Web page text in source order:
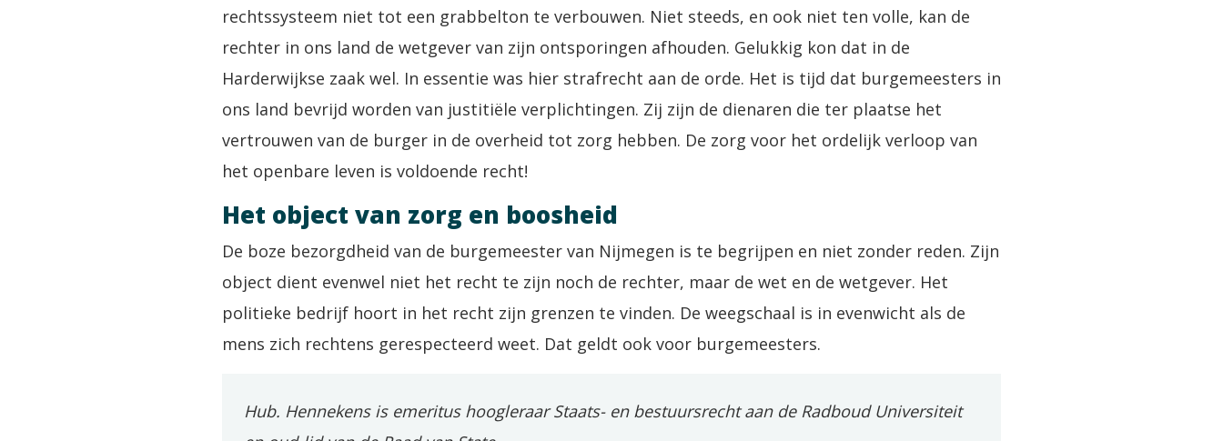
rechtssysteem niet tot een grabbelton te verbouwen. Niet steeds, en ook niet ten volle, kan de
rechter in ons land de wetgever van zijn ontsporingen afhouden. Gelukkig kon dat in de
Harderwijkse zaak wel. In essentie was hier strafrecht aan de orde. Het is tijd dat burgemeesters in
ons land bevrijd worden van justitiële verplichtingen. Zij zijn de dienaren die ter plaatse het
vertrouwen van de burger in de overheid tot zorg hebben. De zorg voor het ordelijk verloop van
het openbare leven is voldoende recht!
Het object van zorg en boosheid
De boze bezorgdheid van de burgemeester van Nijmegen is te begrijpen en niet zonder reden. Zijn
object dient evenwel niet het recht te zijn noch de rechter, maar de wet en de wetgever. Het
politieke bedrijf hoort in het recht zijn grenzen te vinden. De weegschaal is in evenwicht als de
mens zich rechtens gerespecteerd weet. Dat geldt ook voor burgemeesters.
Hub. Hennekens is emeritus hoogleraar Staats- en bestuursrecht aan de Radboud Universiteit